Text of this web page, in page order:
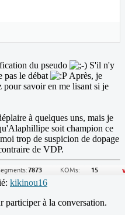
du pseudo
S'il n'y
pas le débat
Après, je
pour savoir en me lisant si je
à quelques uns, mais je
soit champion ce
trop de suspicion de dopage
de VDP.
kikinou16
participer à la conversation.